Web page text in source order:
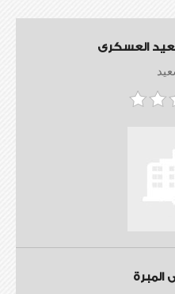
العسكرى